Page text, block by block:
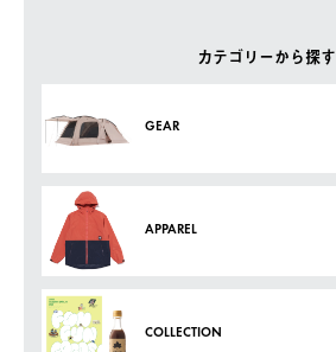
カテゴリーから探す
GEAR
APPAREL
COLLECTION